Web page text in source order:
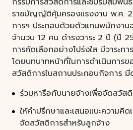
ราชบัญญัติคุ้มครองแรงงาน พ.ศ.
การฯ ประกอบด้วยตัวแทนพนักงาน
จำนวน 12 คน ดำรงวาระ 2 ปี (ปี
การคัดเลือกอย่างโปร่งใส มีวาระก
โดยบทบาทหน้าที่ในการดําเนินการ
สวัสดิการในสถานประกอบกิจการ
ร่วมหารือกับนายจ้างเพื่อจัดสวัส
ให้คําปรึกษาและเสนอแนะความคิ
จัดสวัสดิการสําหรับลูกจ้าง